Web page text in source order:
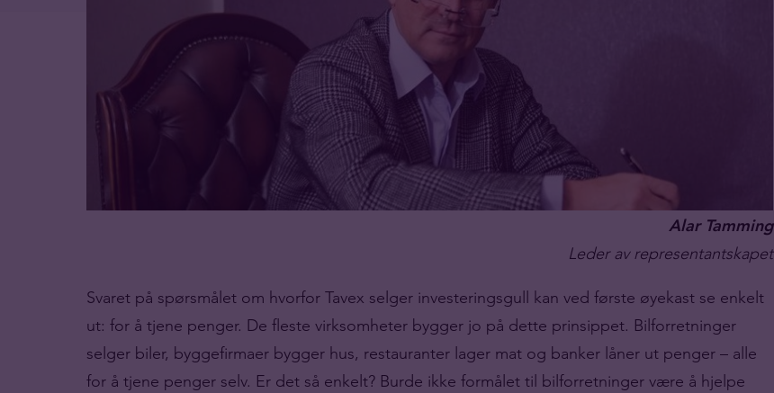
Alar Tamming
Leder av representantskapet
Svaret på spørsmålet om hvorfor Tavex selger investeringsgull kan ved første øyekast se enkelt
ut: for å tjene penger. De fleste virksomheter bygger jo på dette prinsippet. Bilforretninger
selger biler, byggefirmaer bygger hus, restauranter lager mat og banker låner ut penger – alle
for å tjene penger selv. Er det så enkelt? Burde ikke formålet til bilforretninger være å hjelpe